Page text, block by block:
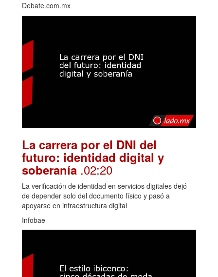
Debate.com.mx
La carrera por el DNI del
futuro: identidad digital y
soberanía .02:20
La verificación de identidad en servicios digitales dejó
de depender solo del documento físico y pasó a
apoyarse en infraestructura digital
Infobae